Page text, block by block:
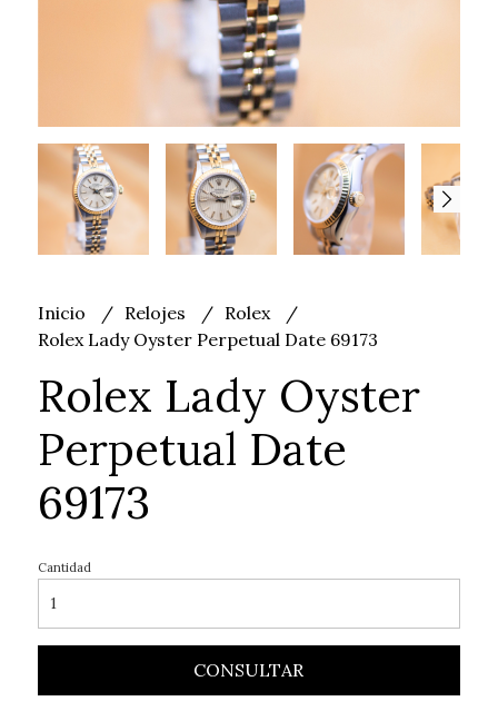
Inicio Relojes
Rolex
Rolex Lady Oyster Perpetual Date 69173
Rolex Lady Oyster
Perpetual Date
69173
Cantidad
CONSULTAR